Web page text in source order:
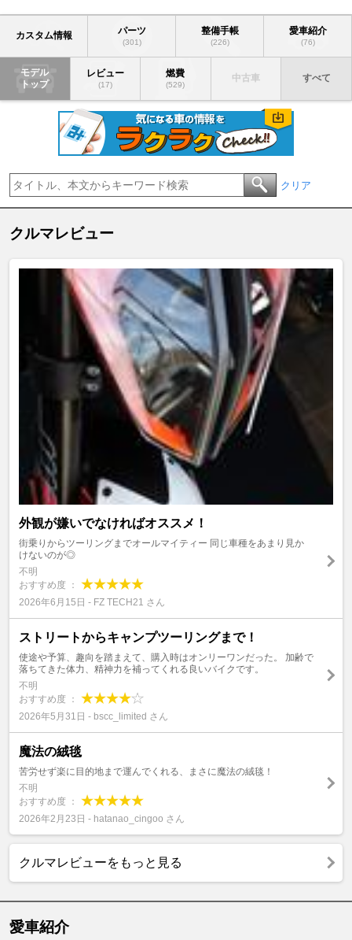
カスタム情報 パーツ
(301)
整備手帳
(226)
愛車紹介
(76)
モデル
トップ
レビュー
(17)
燃費
(529)
中古車 すべて
クリア
クルマレビュー
外観が嫌いでなければオススメ！
街乗りからツーリングまでオールマイティー 同じ車種をあまり見か
けないのが◎
不明
おすすめ度 ：
2026年6月15日 - FZ TECH21 さん
ストリートからキャンプツーリングまで！
使途や予算、趣向を踏まえて、購入時はオンリーワンだった。 加齢で
落ちてきた体力、精神力を補ってくれる良いバイクです。
不明
おすすめ度 ：
2026年5月31日 - bscc_limited さん
魔法の絨毯
苦労せず楽に目的地まで運んでくれる、まさに魔法の絨毯！
不明
おすすめ度 ：
2026年2月23日 - hatanao_cingoo さん
クルマレビューをもっと見る
愛車紹介